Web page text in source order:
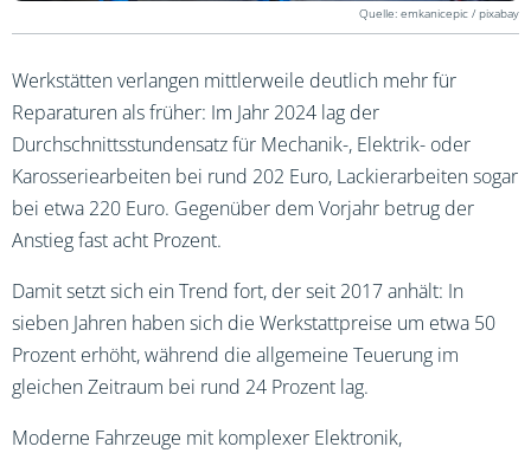
emkanicepic / pixabay
Werkstätten verlangen mittlerweile deutlich mehr für
Reparaturen als früher: Im Jahr 2024 lag der
Durchschnittsstundensatz für Mechanik-, Elektrik- oder
Karosseriearbeiten bei rund 202 Euro, Lackierarbeiten sogar
bei etwa 220 Euro. Gegenüber dem Vorjahr betrug der
Anstieg fast acht Prozent.
Damit setzt sich ein Trend fort, der seit 2017 anhält: In
sieben Jahren haben sich die Werkstattpreise um etwa 50
Prozent erhöht, während die allgemeine Teuerung im
gleichen Zeitraum bei rund 24 Prozent lag.
Moderne Fahrzeuge mit komplexer Elektronik,